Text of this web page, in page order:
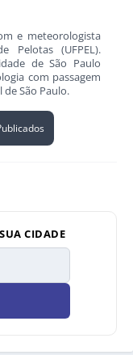
e meteorologista
Pelotas (UFPEL).
de São Paulo
com passagem
de São Paulo.
CIDADE